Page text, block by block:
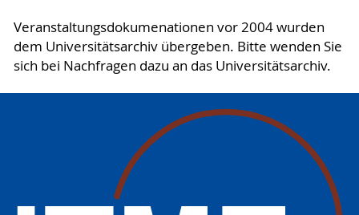
Veranstaltungsdokumenationen vor 2004 wurden
dem Universitätsarchiv übergeben. Bitte wenden Sie
sich bei Nachfragen dazu an das Universitätsarchiv.